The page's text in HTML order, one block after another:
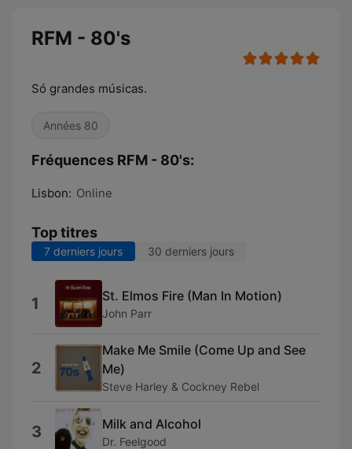
RFM - 80's
Só grandes músicas.
Années 80
Fréquences RFM - 80's:
Lisbon: Online
Top titres
7 derniers jours 30 derniers jours
1 St. Elmos Fire (Man In Motion)
John Parr
2
Make Me Smile (Come Up and See
Me)
Steve Harley & Cockney Rebel
3 Milk and Alcohol
Dr. Feelgood